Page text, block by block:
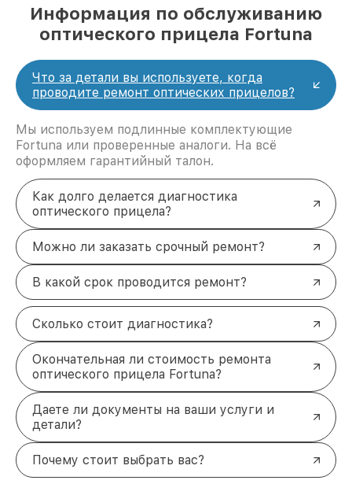
Информация по обслуживанию
оптического прицела Fortuna
Что за детали вы используете, когда
проводите ремонт оптических прицелов?
Мы используем подлинные комплектующие
Fortuna или проверенные аналоги. На всё
оформляем гарантийный талон.
Как долго делается диагностика
оптического прицела?
Можно ли заказать срочный ремонт?
В какой срок проводится ремонт?
Сколько стоит диагностика?
Окончательная ли стоимость ремонта
оптического прицела Fortuna?
Даете ли документы на ваши услуги и
детали?
Почему стоит выбрать вас?